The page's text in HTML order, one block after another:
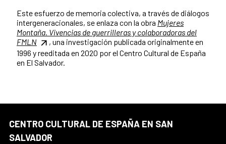
Este esfuerzo de memoria colectiva, a través de diálogos
intergeneracionales, se enlaza con la obra Mujeres
Montaña. Vivencias de guerrilleras y colaboradoras del
FMLN
, una investigación publicada originalmente en
1996 y reeditada en 2020 por el Centro Cultural de España
en El Salvador.
CENTRO CULTURAL DE ESPAÑA EN SAN
SALVADOR